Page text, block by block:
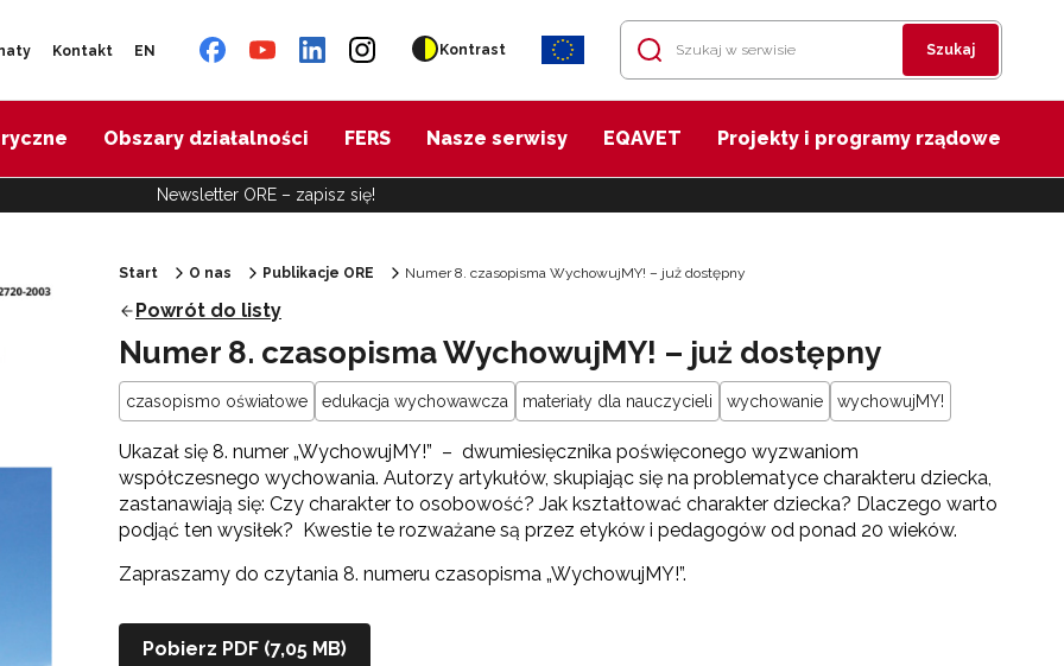
Kontakt EN Kontrast Szukaj
Obszary działalności FERS Nasze serwisy EQAVET Projekty i programy rządowe
Newsletter ORE – zapisz się!
Start O nas Publikacje ORE Numer 8. czasopisma WychowujMY! – już dostępny
Powrót do listy
Numer 8. czasopisma WychowujMY! – już dostępny
czasopismo oświatowe edukacja wychowawcza materiały dla nauczycieli wychowanie wychowujMY!
Ukazał się 8. numer „WychowujMY!” – dwumiesięcznika poświęconego wyzwaniom
współczesnego wychowania. Autorzy artykułów, skupiając się na problematyce charakteru dziecka,
zastanawiają się: Czy charakter to osobowość? Jak kształtować charakter dziecka? Dlaczego warto
podjąć ten wysiłek? Kwestie te rozważane są przez etyków i pedagogów od ponad 20 wieków.
Zapraszamy do czytania 8. numeru czasopisma „WychowujMY!”.
Pobierz PDF (7,05 MB)